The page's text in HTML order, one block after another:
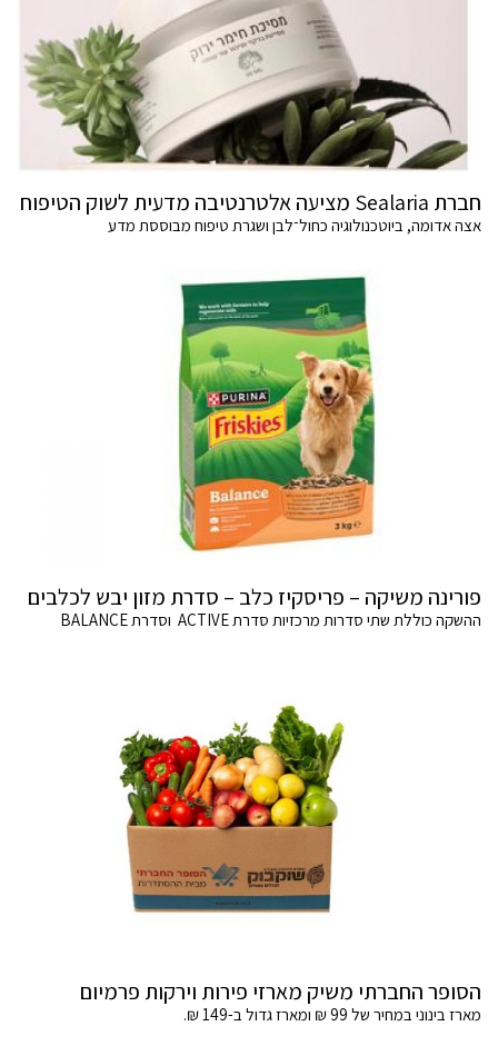
חברת Sealaria מציעה אלטרנטיבה מדעית לשוק הטיפוח
אצה אדומה, ביוטכנולוגיה כחול־לבן ושגרת טיפוח מבוססת מדע
פורינה משיקה – פריסקיז כלב – סדרת מזון יבש לכלבים
ההשקה כוללת שתי סדרות מרכזיות סדרת ACTIVE וסדרת BALANCE
הסופר החברתי משיק מארזי פירות וירקות פרמיום
מארז בינוני במחיר של 99 ₪ ומארז גדול ב-149 ₪.